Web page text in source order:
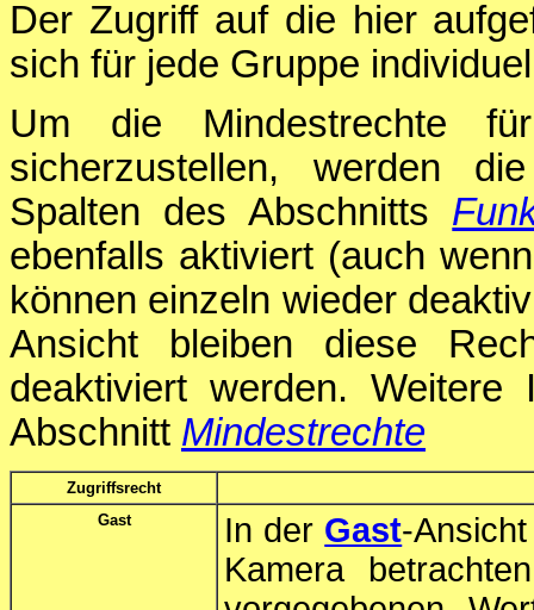
Der Zugriff auf die hier
sich für jede Gruppe
Um die Mindestrechte
sicherzustellen, werden
Spalten des Abschnitts
ebenfalls aktiviert (auch
können einzeln wieder
Ansicht bleiben diese
deaktiviert werden.
Abschnitt Mindestrechte
Zugriffsrecht
Gast
In der Gast-
Kamera